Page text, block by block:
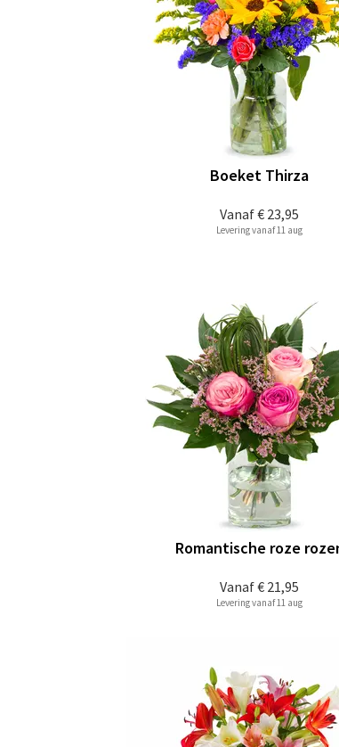
Vanaf€ 23,95
Boeket Thirza
Levering vanaf 11 aug
Vanaf€ 21,95
Romantische roze
Levering vanaf 11 aug